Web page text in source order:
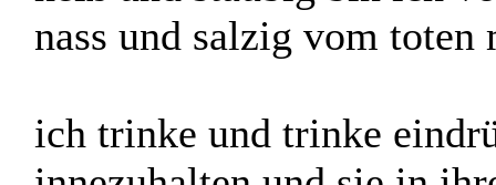
nass und salzig vom toten
ich trinke und trinke